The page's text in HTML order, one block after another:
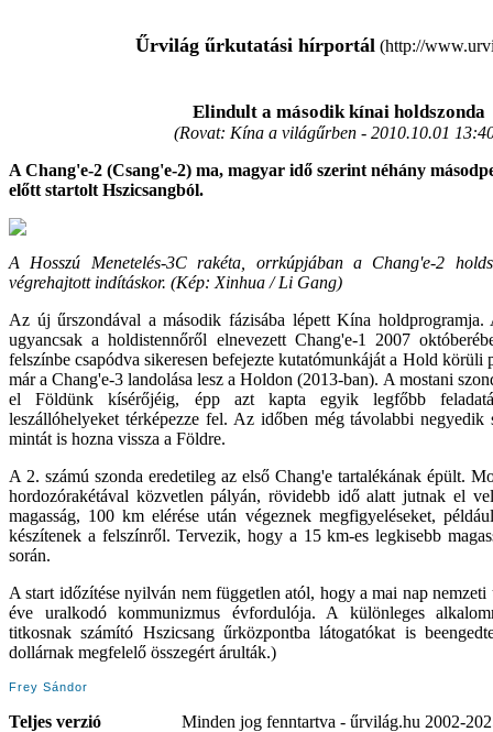
Űrvilág űrkutatási hírportál (http://
Elindult a második kínai holdszonda
(Rovat: Kína a világűrben - 2010.10.01
A Chang'e-2 (Csang'e-2) ma, magyar idő szerint néhány
előtt startolt Hszicsangból.
A Hosszú Menetelés-3C rakéta, orrkúpjában a Chang'e-2
végrehajtott indításkor. (Kép: Xinhua / Li Gang)
Az új űrszondával a második fázisába lépett Kína holdprogramja.
ugyancsak a holdistennőről elnevezett Chang'e-1 2007
felszínbe csapódva sikeresen befejezte kutatómunkáját a Hold körüli
már a Chang'e-3 landolása lesz a Holdon (2013-ban). A mostani
el Földünk kísérőjéig, épp azt kapta egyik legfőbb
leszállóhelyeket térképezze fel. Az időben még távolabbi negyedik
mintát is hozna vissza a Földre.
A 2. számú szonda eredetileg az első Chang'e tartalékának épült.
hordozórakétával közvetlen pályán, rövidebb idő alatt jutnak el
magasság, 100 km elérése után végeznek megfigyeléseket,
készítenek a felszínről. Tervezik, hogy a 15 km-es legkisebb
során.
A start időzítése nyilván nem független atól, hogy a mai nap nemzeti
éve uralkodó kommunizmus évfordulója. A különleges
titkosnak számító Hszicsang űrközpontba látogatókat is
dollárnak megfelelő összegért árulták.)
Frey Sándor
Teljes verzió Minden jog fenntartva - űrvilág.hu 2002-